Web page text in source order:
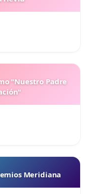
"Nuestro Padre
Meridiana